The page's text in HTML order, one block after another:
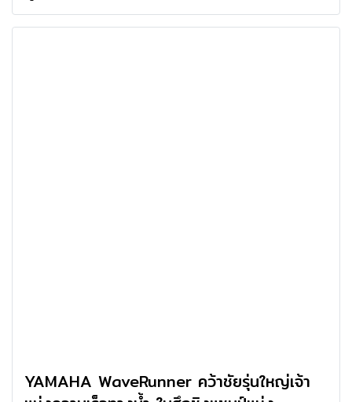
YAMAHA WaveRunner คว้าชัยรุ่นใหญ่เจ้า